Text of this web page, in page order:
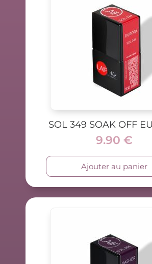
SOL 349 SOAK OFF
9.90 €
Ajouter au panier